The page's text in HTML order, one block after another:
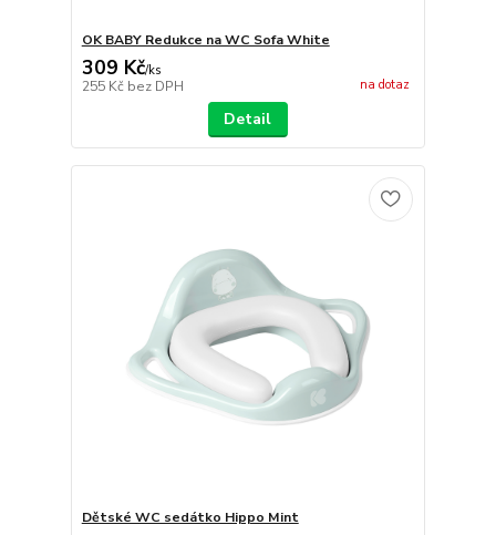
OK BABY Redukce na WC Sofa White
309 Kč/ks
255 Kč bez DPH na dotaz
Detail
Dětské WC sedátko Hippo Mint